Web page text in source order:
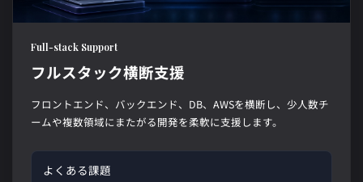
Full-stack Support
フルスタック横断支援
フロントエンド、バックエンド、DB、AWSを横断し、少人数チ
ームや複数領域にまたがる開発を柔軟に支援します。
よくある課題